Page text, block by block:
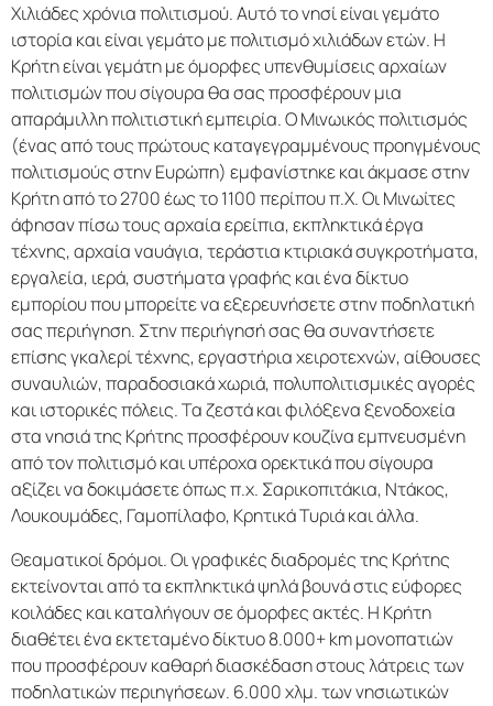
Χιλιάδες χρόνια πολιτισμού. Αυτό το νησί είναι γεμάτο
ιστορία και είναι γεμάτο με πολιτισμό χιλιάδων ετών. Η
Κρήτη είναι γεμάτη με όμορφες υπενθυμίσεις αρχαίων
πολιτισμών που σίγουρα θα σας προσφέρουν μια
απαράμιλλη πολιτιστική εμπειρία. Ο Μινωικός πολιτισμός
(ένας από τους πρώτους καταγεγραμμένους προηγμένους
πολιτισμούς στην Ευρώπη) εμφανίστηκε και άκμασε στην
Κρήτη από το 2700 έως το 1100 περίπου π.Χ. Οι Μινωίτες
άφησαν πίσω τους αρχαία ερείπια, εκπληκτικά έργα
τέχνης, αρχαία ναυάγια, τεράστια κτιριακά συγκροτήματα,
εργαλεία, ιερά, συστήματα γραφής και ένα δίκτυο
εμπορίου που μπορείτε να εξερευνήσετε στην ποδηλατική
σας περιήγηση. Στην περιήγησή σας θα συναντήσετε
επίσης γκαλερί τέχνης, εργαστήρια χειροτεχνών, αίθουσες
συναυλιών, παραδοσιακά χωριά, πολυπολιτισμικές αγορές
και ιστορικές πόλεις. Τα ζεστά και φιλόξενα ξενοδοχεία
στα νησιά της Κρήτης προσφέρουν κουζίνα εμπνευσμένη
από τον πολιτισμό και υπέροχα ορεκτικά που σίγουρα
αξίζει να δοκιμάσετε όπως π.χ. Σαρικοπιτάκια, Ντάκος,
Λουκουμάδες, Γαμοπίλαφο, Κρητικά Τυριά και άλλα.
Θεαματικοί δρόμοι. Οι γραφικές διαδρομές της Κρήτης
εκτείνονται από τα εκπληκτικά ψηλά βουνά στις εύφορες
κοιλάδες και καταλήγουν σε όμορφες ακτές. Η Κρήτη
διαθέτει ένα εκτεταμένο δίκτυο 8.000+ km μονοπατιών
που προσφέρουν καθαρή διασκέδαση στους λάτρεις των
ποδηλατικών περιηγήσεων. 6.000 χλμ. των νησιωτικών